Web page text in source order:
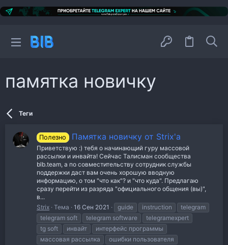
памятка новичку
Теги
Полезно Памятка новичку от Strix'a
Приветствую :) тебя о начинающий гуру массовой
рассылки и инвайта! Сейчас Талисман сообщества
blb.team, а по совместительству сотрудник службы
поддержки даст вам очень хорошую вводную
информацию, о том "что как"? и "что куда". Предлагаю
сразу перейти из разряда "официального общения (вы)",
в...
Strix Тема 16 Сен 2021 guide instruction
telegram
telegram soft
telegram software
telegramexpert
tg soft
инвайт
интерфейс программы
массовая рассылка
ошибки пользователя